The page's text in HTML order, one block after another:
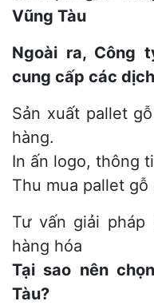
Vũng Tàu
Ngoài ra, Công
cung cấp các
Sản xuất pallet
hàng.
In ấn logo, thông
Thu mua pallet gỗ
Tư vấn giải pháp
hàng hóa
Tại sao nên
Tàu?